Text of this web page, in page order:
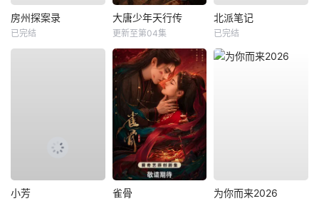
房州探案录
已完结
大唐少年天行传
更新至第04集
北派笔记
已完结
小芳 雀骨 为你而来2026